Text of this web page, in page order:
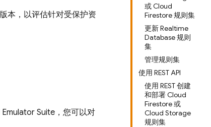
或 Cloud
Firestore 规则集
更新 Realtime
Database 规则
集
管理规则集
使用 REST API
使用 REST 创建
和部署 Cloud
Firestore 或
Cloud Storage
规则集
本，以评估针对受保护资
Suite ，您可以对